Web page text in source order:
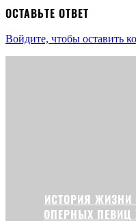
ОСТАВЬТЕ ОТВЕТ
Войдите, чтобы оставить
ИСТОРИЯ
ОПЕРНЫХ ПЕВИЦ